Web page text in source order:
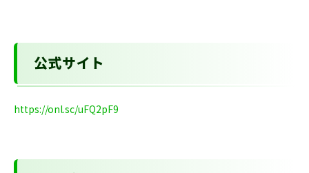
公式サイト
https://onl.sc/uFQ2pF9